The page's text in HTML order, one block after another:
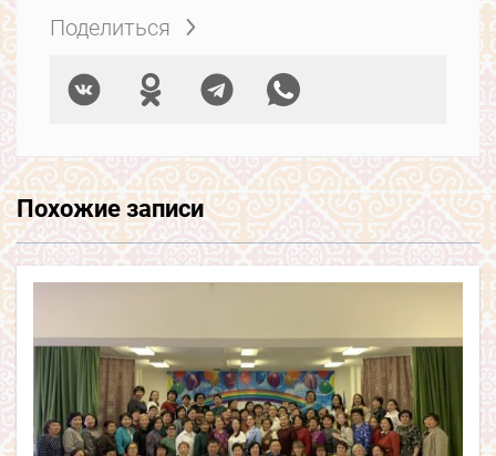
Поделиться
Похожие записи